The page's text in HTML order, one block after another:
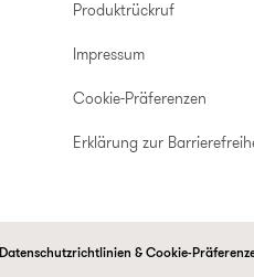
Produktrückruf
Impressum
Cookie-Präferenzen
Erklärung zur
Datenschutzrichtlinien & Cookie-